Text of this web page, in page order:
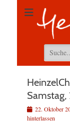
Suchen
nach:
Samstag,
Veröffentlicht
am
22. Oktober
hinterlassen